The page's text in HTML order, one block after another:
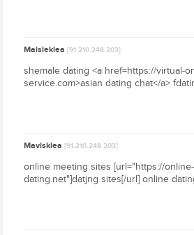
Maisieklea[91.210.248.203]
shemale dating <a href=https://virtual-
service.com>asian dating chat</a>
Mavisklea[91.210.248.203]
online meeting sites [url="https://
dating.net"]datjng sites[/url] online